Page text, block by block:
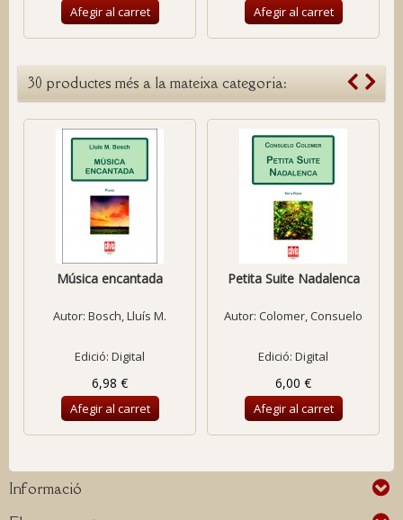
Afegir al carret
Afegir al carret
30 productes més a la mateixa categoria:
Música encantada
Autor: Bosch, Lluís M.
Edició: Digital
6,98 €
Afegir al carret
Petita Suite Nadalenca
Autor: Colomer, Consuelo
Edició: Digital
6,00 €
Afegir al carret
Informació